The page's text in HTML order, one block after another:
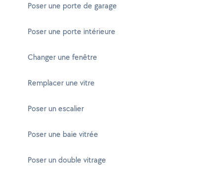
Poser une porte de garage
Poser une porte intérieure
Changer une fenêtre
Remplacer une vitre
Poser un escalier
Poser une baie vitrée
Poser un double vitrage